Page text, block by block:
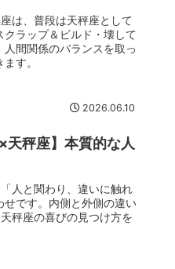
は、普段は天秤座として
ラップ＆ビルド・壊して
間関係のバランスを取っ
す。
2026.06.10
天秤座】本質的な人
人と関わり、違いに触れ
です。内側と外側の違い
秤座の喜びの見つけ方を